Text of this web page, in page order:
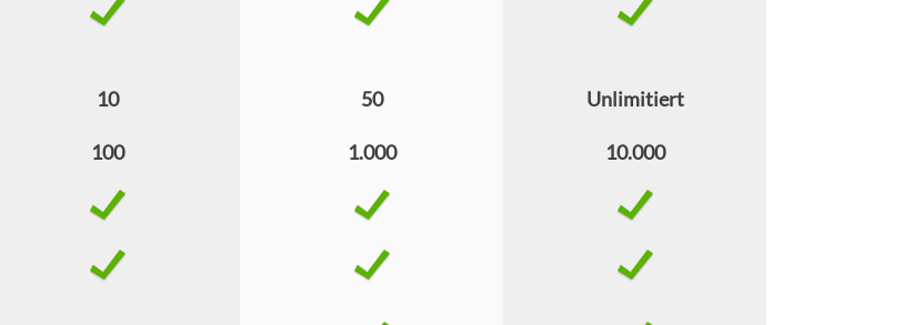
10 50 Unlimitiert
100 1.000 10.000